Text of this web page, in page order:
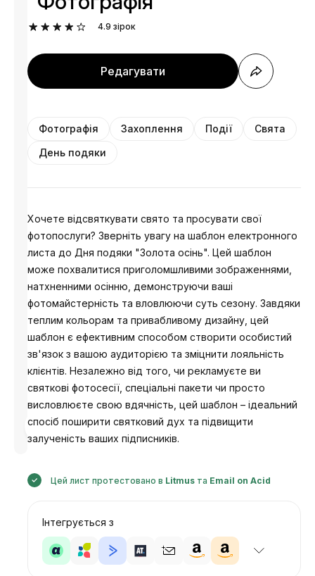
Розроблено
Анастасія
4.9 зірок
Редагувати
Фотографія Захоплення Події
Свята
День подяки
Хочете відсвяткувати свято та просувати свої
фотопослуги? Зверніть увагу на шаблон електронного
листа до Дня подяки "Золота осінь". Цей шаблон
може похвалитися приголомшливими зображеннями,
натхненними осінню, демонструючи ваші
фотомайстерність та вловлюючи суть сезону. Завдяки
теплим кольорам та привабливому дизайну, цей
шаблон є ефективним способом створити особистий
зв'язок з вашою аудиторією та зміцнити лояльність
клієнтів. Незалежно від того, чи рекламуєте ви
святкові фотосесії, спеціальні пакети чи просто
висловлюєте свою вдячність, цей шаблон – ідеальний
спосіб поширити святковий дух та підвищити
залученість ваших підписників.
Цей лист протестовано в Litmus та Email on Acid
Інтегрується з